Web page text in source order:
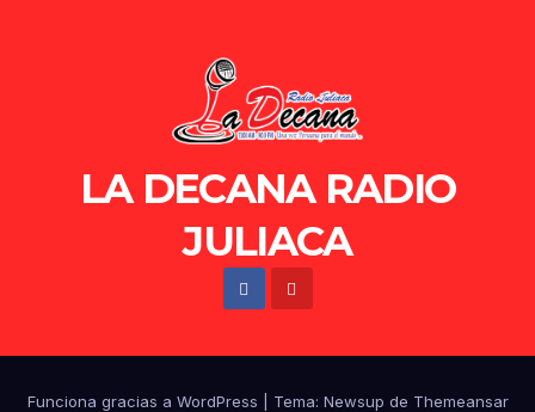
LA DECANA RADIO
JULIACA
Funciona gracias a WordPress Tema: Newsup de Themeansar